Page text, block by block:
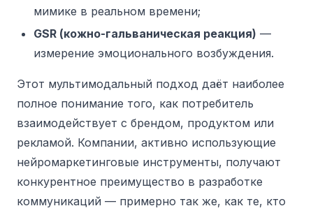
мимике в реальном времени;
GSR (кожно-гальваническая реакция) —
измерение эмоционального возбуждения.
Этот мультимодальный подход даёт наиболее
полное понимание того, как потребитель
взаимодействует с брендом, продуктом или
рекламой. Компании, активно использующие
нейромаркетинговые инструменты, получают
конкурентное преимущество в разработке
коммуникаций — примерно так же, как те, кто